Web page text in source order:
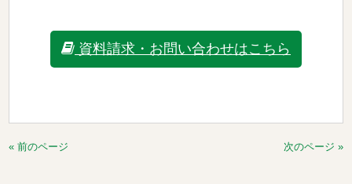
資料請求・お問い合わせはこちら
« 前のページ 次のページ »